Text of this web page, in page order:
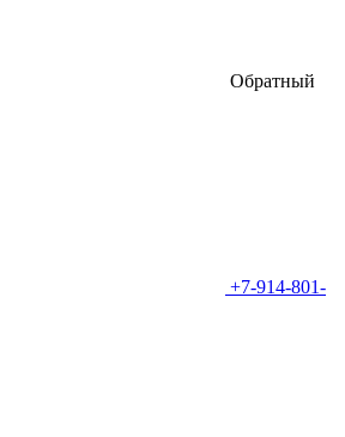
Обратный
+7-914-801-